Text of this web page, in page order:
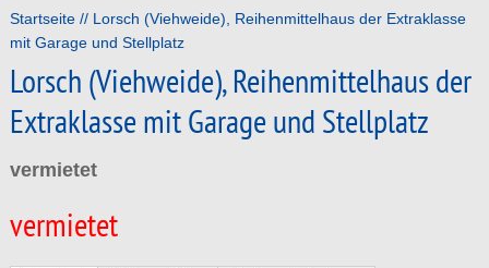
Startseite
Lorsch (Viehweide), Reihenmittelhaus der Extraklasse
mit Garage und Stellplatz
Lorsch (Viehweide), Reihenmittelhaus der
Extraklasse mit Garage und Stellplatz
vermietet
vermietet